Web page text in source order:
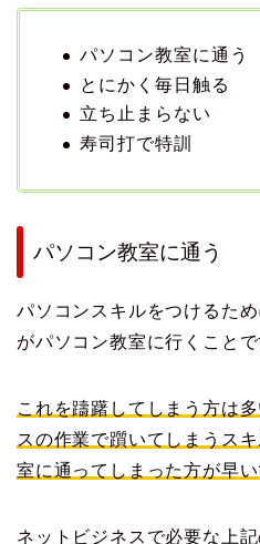
パソコン教室に通う
とにかく毎日触る
立ち止まらない
寿司打で特訓
パソコン教室に通う
パソコンスキルをつけるた
がパソコン教室に行くことで
これを躊躇してしまう方は
スの作業で躓いてしまうス
室に通ってしまった方が早い
ネットビジネスで必要な上